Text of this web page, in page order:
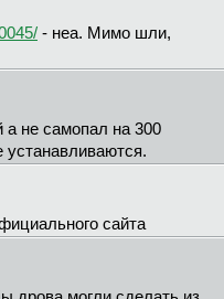
- неа. Мимо шли,
а не самопал на 300
устанавливаются.
сайта